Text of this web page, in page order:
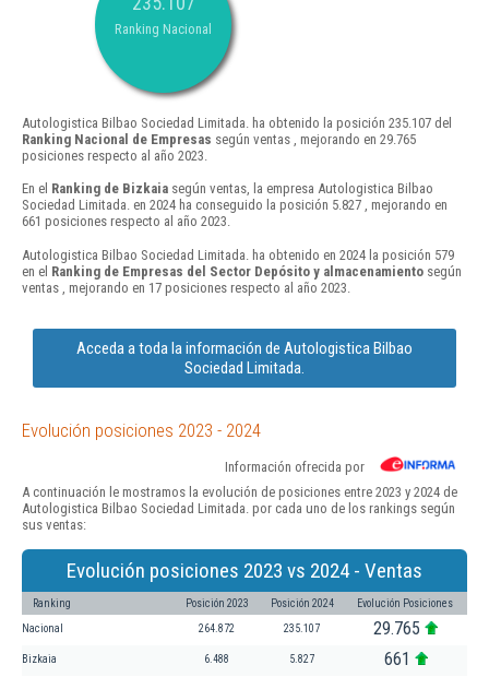
Ranking Nacional
Autologistica Bilbao Sociedad Limitada. ha obtenido la posición 235.107 del
Ranking Nacional de Empresas según ventas , mejorando en 29.765
posiciones respecto al año 2023.
En el Ranking de Bizkaia según ventas, la empresa Autologistica Bilbao
Sociedad Limitada. en 2024 ha conseguido la posición 5.827 , mejorando en
661 posiciones respecto al año 2023.
Autologistica Bilbao Sociedad Limitada. ha obtenido en 2024 la posición 579
en el Ranking de Empresas del Sector Depósito y almacenamiento según
ventas , mejorando en 17 posiciones respecto al año 2023.
Acceda a toda la información de Autologistica Bilbao
Sociedad Limitada.
Evolución posiciones 2023 - 2024
Información ofrecida por
A continuación le mostramos la evolución de posiciones entre 2023 y 2024 de
Autologistica Bilbao Sociedad Limitada. por cada uno de los rankings según
sus ventas:
Evolución posiciones 2023 vs 2024 - Ventas
Ranking Posición 2023 Posición 2024 Evolución Posiciones
Nacional 264.872 235.107 29.765
Bizkaia 6.488 5.827 661